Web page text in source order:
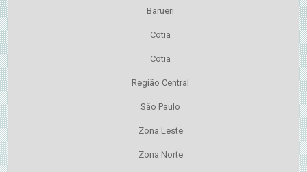
Barueri
Cotia
Cotia
Região Central
São Paulo
Zona Leste
Zona Norte